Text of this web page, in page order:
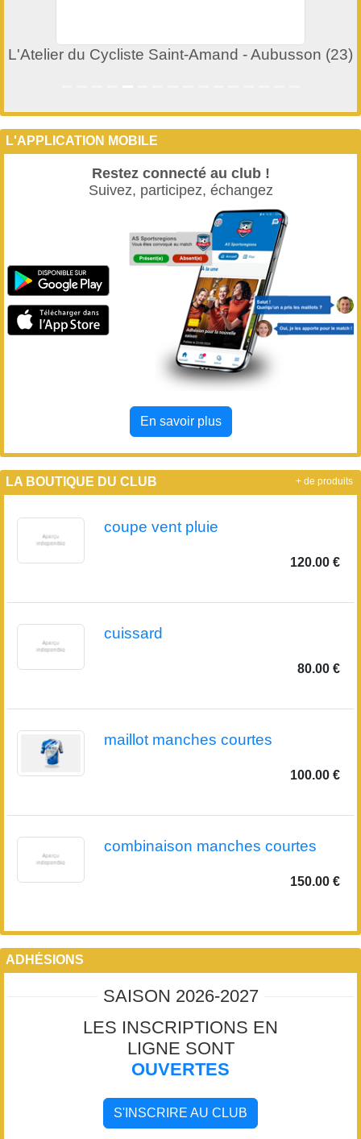
L'Atelier du Cycliste Saint-Amand - Aubusson (23)
L'APPLICATION MOBILE
Restez connecté au club !
Suivez, participez, échangez
En savoir plus
LA BOUTIQUE DU CLUB
coupe vent pluie
120.00 €
cuissard
80.00 €
maillot manches courtes
100.00 €
combinaison manches courtes
150.00 €
+ de produits
ADHÉSIONS
SAISON 2026-2027
LES INSCRIPTIONS EN
LIGNE SONT
OUVERTES
S'INSCRIRE AU CLUB